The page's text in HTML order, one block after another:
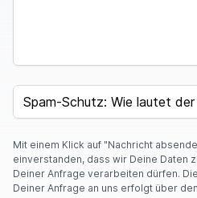
F
O
A
R
E
A
SPAM CAPTCHA
Mit einem Klick auf "Nachricht
einverstanden, dass wir Deine Daten
Deiner Anfrage verarbeiten dürfen.
Deiner Anfrage an uns erfolgt über